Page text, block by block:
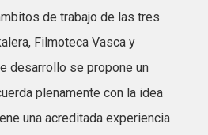
de trabajo de las tres
Filmoteca Vasca y
desarrollo se propone un
plenamente con la idea
una acreditada experiencia